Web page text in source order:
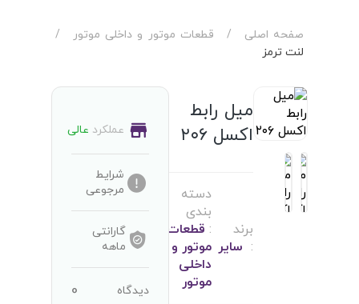
صفحه اصلی / قطعات موتور و داخلی موتور
/
لنت ترمز
میل رابط
اکسل ۲۰۶
برند
: سایر
دسته
بندی
: قطعات
موتور و
داخلی
موتور
عملکرد عالی
شرایط
مرجوعی
گارانتی
ماهه
دیدگاه 0